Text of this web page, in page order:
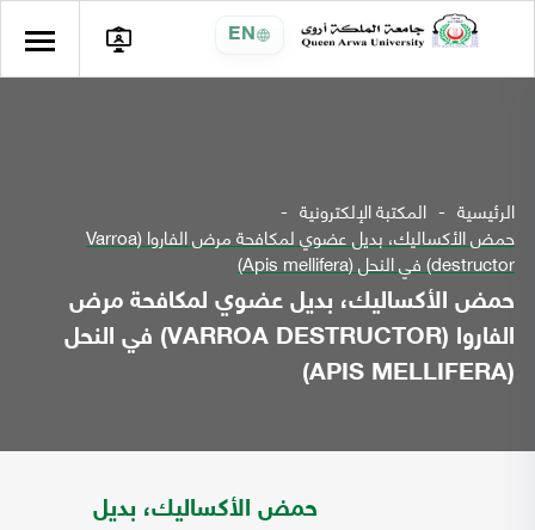
EN
الرئيسية المكتبة الإلكترونية
حمض الأكساليك، بديل عضوي لمكافحة مرض الفاروا (Varroa
destructor) في النحل (Apis mellifera)
حمض الأكساليك، بديل عضوي لمكافحة مرض
الفاروا (VARROA DESTRUCTOR) في النحل
(APIS MELLIFERA)
حمض الأكساليك، بديل